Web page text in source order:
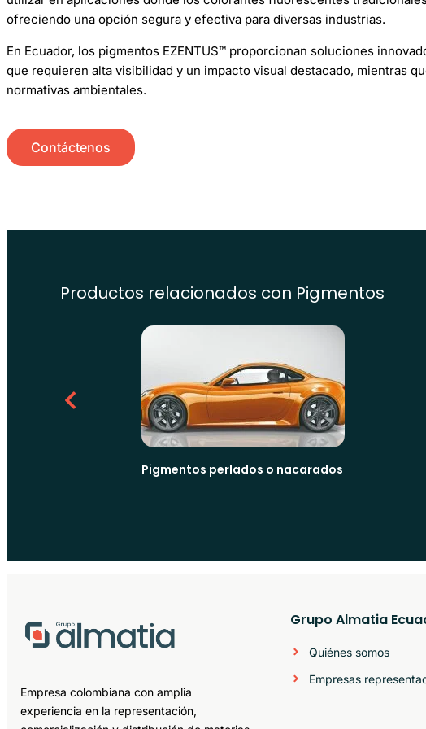
ofreciendo una opción segura y efectiva para diversas industrias.
En Ecuador, los pigmentos EZENTUS™ proporcionan soluciones
que requieren alta visibilidad y un impacto visual destacado, mientras
normativas ambientales.
Contáctenos
Productos relacionados con Pigmentos
Pigmentos perlados o nacarados
Empresa colombiana con amplia
experiencia en la representación,
Grupo Almatia
Quiénes somos
Empresas